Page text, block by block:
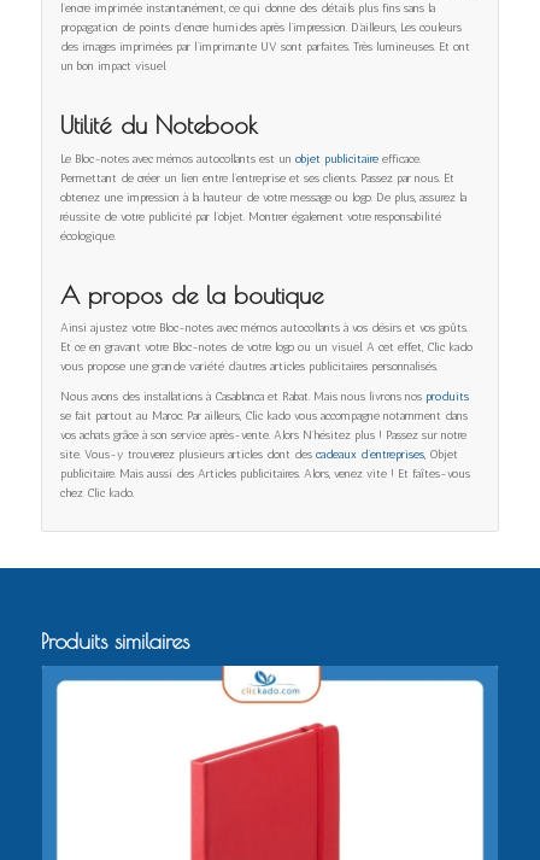
l’encre imprimée instantanément, ce qui donne des détails plus fins sans la
propagation de points d’encre humides après l’impression. D’ailleurs, Les couleurs
des images imprimées par l’imprimante UV sont parfaites. Très lumineuses. Et ont
un bon impact visuel.
Utilité du Notebook
Le Bloc-notes avec mémos autocollants est un objet publicitaireefficace.
Permettant de créer un lien entre l’entreprise et ses clients. Passez par nous. Et
obtenez une impression à la hauteur de votre message ou logo. De plus, assurez la
réussite de votre publicité par l’objet. Montrer également votre responsabilité
écologique.
A propos de la boutique
Ainsi ajustez votre Bloc-notes avec mémos autocollants à vos désirs et vos goûts.
Et ce en gravant votre Bloc-notes de votre logo ou un visuel. A cet effet, Clic kado
vous propose une grande variété d’autres articles publicitaires personnalisés.
Nous avons des installations à Casablanca et Rabat. Mais nous livrons nos produits
se fait partout au Maroc. Par ailleurs, Clic kado vous accompagne notamment dans
vos achats grâce à son service après-vente. Alors N’hésitez plus ! Passez sur notre
site. Vous-y trouverez plusieurs articles dont des cadeaux d’entreprises, Objet
publicitaire. Mais aussi des Articles publicitaires. Alors, venez vite ! Et faîtes-vous
chez Clic kado.
Produits similaires